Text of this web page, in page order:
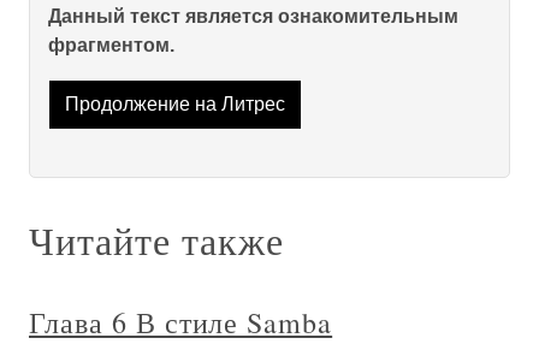
Данный текст является ознакомительным
фрагментом.
Продолжение на Литрес
Читайте также
Глава 6 В стиле Samba